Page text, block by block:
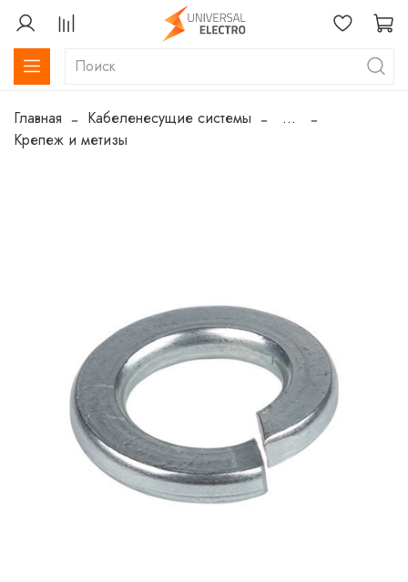
Главная Кабеленесущие системы
...
Крепеж и метизы